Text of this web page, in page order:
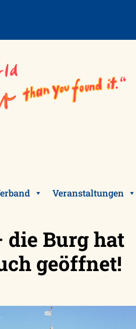
Veranstaltungen
Burg hat
geöffnet!